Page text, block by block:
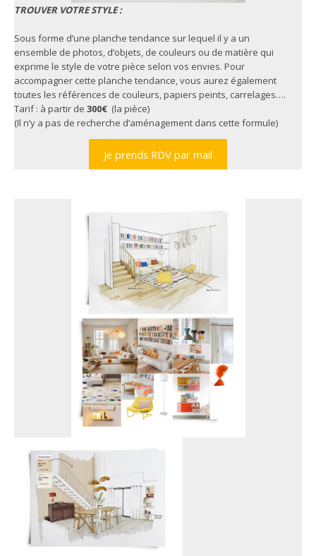
TROUVER VOTRE STYLE:
Sous forme d’une planche tendance sur lequel il y a un
ensemble de photos, d’objets, de couleurs ou de matière qui
exprime le style de votre pièce selon vos envies. Pour
accompagner cette planche tendance, vous aurez également
toutes les références de couleurs, papiers peints, carrelages….
Tarif : à partir de 300€ (la pièce)
(Il n’y a pas de recherche d’aménagement dans cette formule)
Je prends RDV par mail